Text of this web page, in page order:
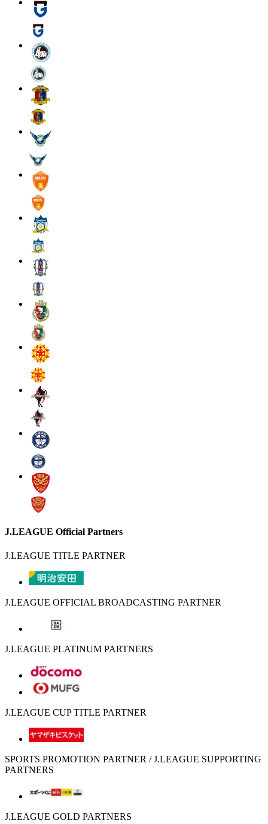
J.LEAGUE Official Partners
J.LEAGUE TITLE PARTNER
J.LEAGUE OFFICIAL BROADCASTING PARTNER
J.LEAGUE PLATINUM PARTNERS
J.LEAGUE CUP TITLE PARTNER
SPORTS PROMOTION PARTNER / J.LEAGUE SUPPORTING
PARTNERS
J.LEAGUE GOLD PARTNERS